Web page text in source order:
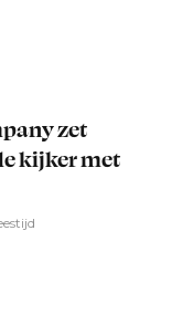
zet
kijker met